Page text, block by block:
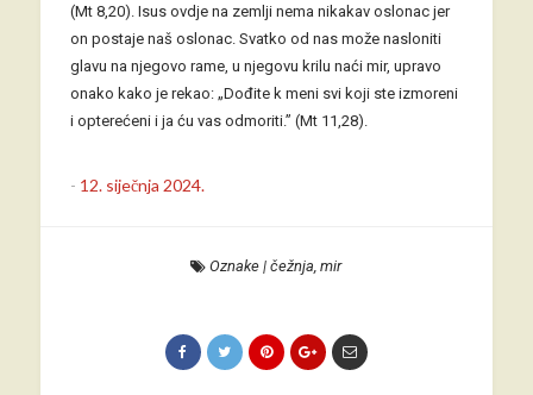
(Mt 8,20). Isus ovdje na zemlji nema nikakav oslonac jer
on postaje naš oslonac. Svatko od nas može nasloniti
glavu na njegovo rame, u njegovu krilu naći mir, upravo
onako kako je rekao: „Dođite k meni svi koji ste izmoreni
i opterećeni i ja ću vas odmoriti.” (Mt 11,28).
- 12. siječnja 2024.
Oznake |čežnja ,mir